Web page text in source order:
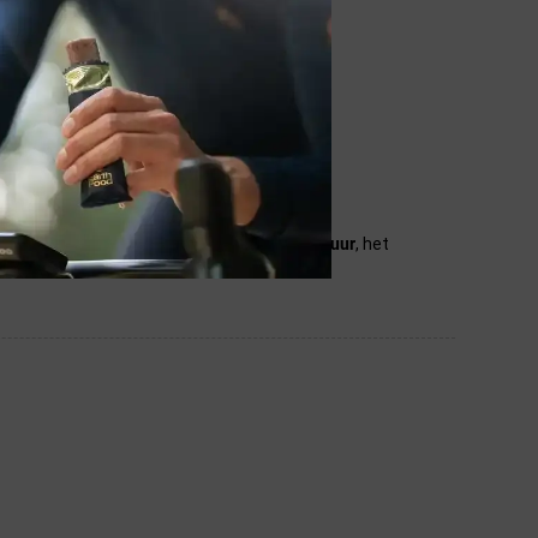
te gaan.
streven ernaar de aangegeven
temperatuur, het